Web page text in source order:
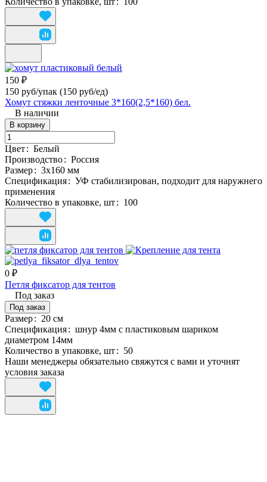
150 ₽
150 руб/упак (150 руб/eд)
Хомут стяжки ленточные 3*160(2,5*160) бел.
В наличии
В корзину
Цвет: Белый
Производство: Россия
Размер: 3х160 мм
Спецификация: УФ стабилизирован, подходит для наружнего
применения
Количество в упаковке, шт: 100
0 ₽
Петля фиксатор для тентов
Под заказ
Под заказ
Размер: 20 см
Спецификация: шнур 4мм с пластиковым шариком
диаметром 14мм
Количество в упаковке, шт: 50
Наши менеджеры обязательно свяжутся с вами и уточнят
условия заказа